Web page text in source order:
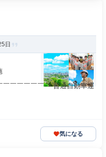
日
￣￣￣￣￣ ・普通自動車運
気になる